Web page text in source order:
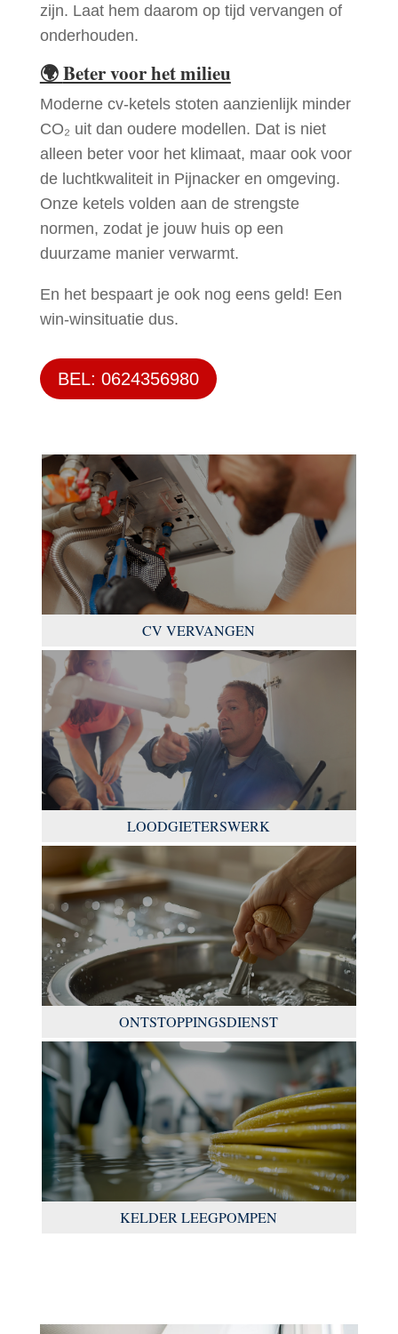
zijn. Laat hem daarom op tijd vervangen of
onderhouden.
🌍Beter voor het milieu
Moderne cv-ketels stoten aanzienlijk minder
CO₂ uit dan oudere modellen. Dat is niet
alleen beter voor het klimaat, maar ook voor
de luchtkwaliteit in Pijnacker en omgeving.
Onze ketels volden aan de strengste
normen, zodat je jouw huis op een
duurzame manier verwarmt.
En het bespaart je ook nog eens geld! Een
win-winsituatie dus.
BEL: 0624356980
CV VERVANGEN
LOODGIETERSWERK
ONTSTOPPINGSDIENST
KELDER LEEGPOMPEN